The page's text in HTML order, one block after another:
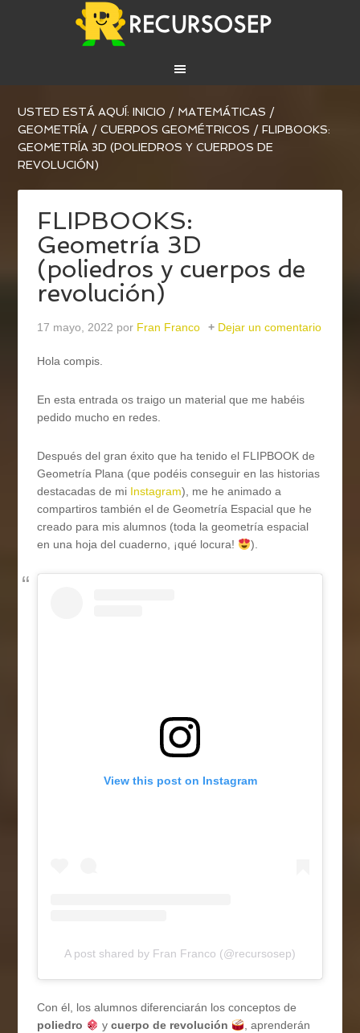
USTED ESTÁ AQUÍ:INICIO / MATEMÁTICAS /
GEOMETRÍA / CUERPOS GEOMÉTRICOS / FLIPBOOKS:
GEOMETRÍA 3D (POLIEDROS Y CUERPOS DE
REVOLUCIÓN)
FLIPBOOKS:
Geometría 3D
(poliedros y cuerpos de
revolución)
17 mayo, 2022 por Fran Franco Dejar un comentario
Hola compis.
En esta entrada os traigo un material que me habéis
pedido mucho en redes.
Después del gran éxito que ha tenido el FLIPBOOK de
Geometría Plana (que podéis conseguir en las historias
destacadas de mi Instagram), me he animado a
compartiros también el de Geometría Espacial que he
creado para mis alumnos (toda la geometría espacial
en una hoja del cuaderno, ¡qué locura!
).
View this post on Instagram
A post shared by Fran Franco (@recursosep)
Con él, los alumnos diferenciarán los conceptos de
poliedro
ycuerpo de revolución
, aprenderán